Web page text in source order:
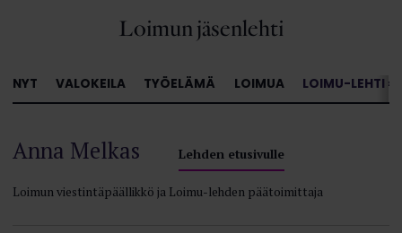
Loimun jäsenlehti
NYT VALOKEILA TYÖELÄMÄ LOIMUA LOIMU-LEHTI »
Anna Melkas Lehden etusivulle
Loimun viestintäpäällikkö ja Loimu-lehden päätoimittaja